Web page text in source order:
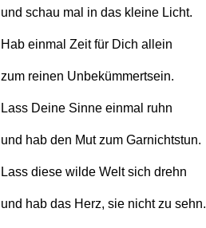
und schau mal in das kleine Licht.
Hab einmal Zeit für Dich allein
zum reinen Unbekümmertsein.
Lass Deine Sinne einmal ruhn
und hab den Mut zum Garnichtstun.
Lass diese wilde Welt sich drehn
und hab das Herz, sie nicht zu sehn.